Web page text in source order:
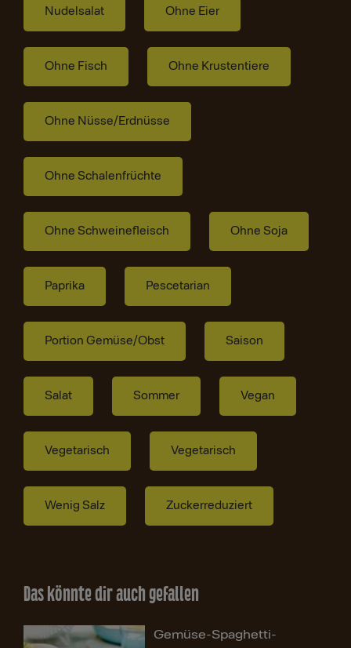
Nudelsalat Ohne Eier
Ohne Fisch Ohne Krustentiere
Ohne Nüsse/Erdnüsse
Ohne Schalenfrüchte
Ohne Schweinefleisch Ohne Soja
Paprika Pescetarian
Portion Gemüse/Obst Saison
Salat Sommer Vegan
Vegetarisch Vegetarisch
Wenig Salz Zuckerreduziert
Das könnte dir auch gefallen
Gemüse-Spaghetti-